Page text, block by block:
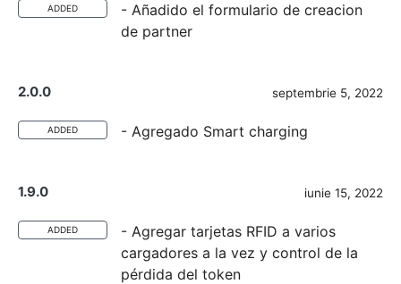
ADDED
- Añadido el formulario de creacion
de partner
2.0.0 septembrie 5, 2022
ADDED - Agregado Smart charging
1.9.0 iunie 15, 2022
ADDED
- Agregar tarjetas RFID a varios
cargadores a la vez y control de la
pérdida del token